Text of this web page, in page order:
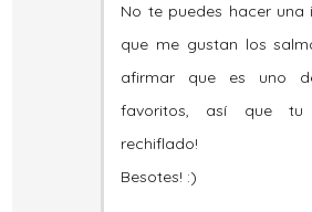
No te puedes hacer
que me gustan los
afirmar que es uno
favoritos, así que
rechiflado!
Besotes! :)